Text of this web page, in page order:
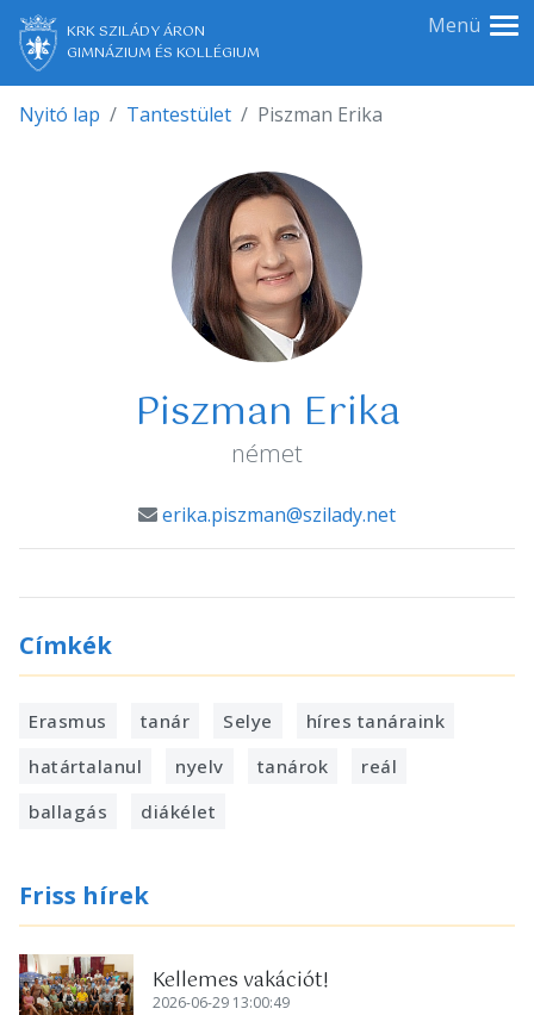
KRK SZILÁDY ÁRON
GIMNÁZIUM ÉS KOLLÉGIUM
Menü
Nyitó lap Tantestület Piszman Erika
Piszman Erika
német
erika.piszman@szilady.net
Címkék
Erasmus tanár Selye
híres tanáraink
határtalanul
nyelv tanárok
reál
ballagás
diákélet
Friss hírek
2026-06-29 13:00:49
Kellemes vakációt!